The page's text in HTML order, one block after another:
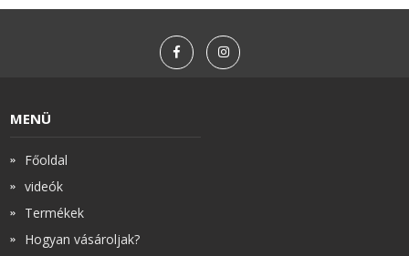
MENÜ
Főoldal
videók
Termékek
Hogyan vásároljak?